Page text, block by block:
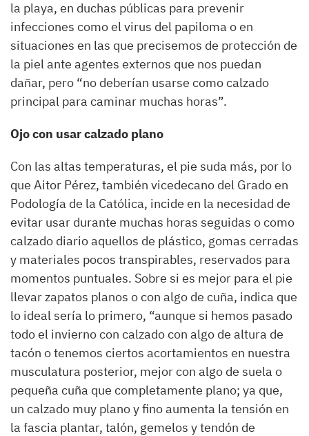
la playa, en duchas públicas para prevenir
infecciones como el virus del papiloma o en
situaciones en las que precisemos de protección de
la piel ante agentes externos que nos puedan
dañar, pero “no deberían usarse como calzado
principal para caminar muchas horas”.
Ojo con usar calzado plano
Con las altas temperaturas, el pie suda más, por lo
que Aitor Pérez, también vicedecano del Grado en
Podología de la Católica, incide en la necesidad de
evitar usar durante muchas horas seguidas o como
calzado diario aquellos de plástico, gomas cerradas
y materiales pocos transpirables, reservados para
momentos puntuales. Sobre si es mejor para el pie
llevar zapatos planos o con algo de cuña, indica que
lo ideal sería lo primero, “aunque si hemos pasado
todo el invierno con calzado con algo de altura de
tacón o tenemos ciertos acortamientos en nuestra
musculatura posterior, mejor con algo de suela o
pequeña cuña que completamente plano; ya que,
un calzado muy plano y fino aumenta la tensión en
la fascia plantar, talón, gemelos y tendón de